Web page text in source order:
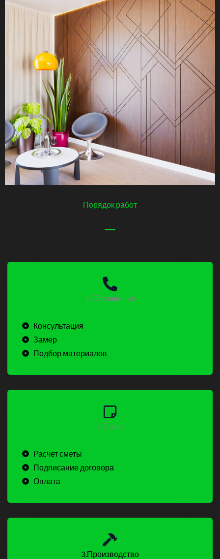
Порядок работ
1. Обращение
Консультация
Замер
Подбор материалов
2. Заказ
Расчет сметы
Подписание договора
Оплата
3.Производство